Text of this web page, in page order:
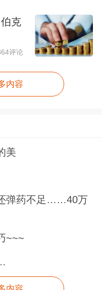
克
评论
内容
美
弹药不足……40万
~~~